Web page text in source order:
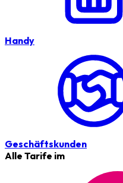
Handy
Geschäftskunden
Alle Tarife im